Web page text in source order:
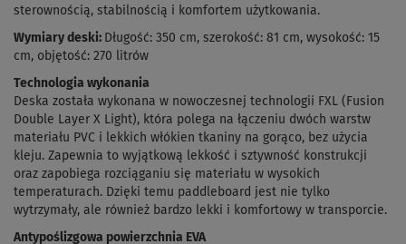
sterownością, stabilnością i komfortem użytkowania.
Wymiary deski: Długość: 350 cm, szerokość: 81 cm, wysokość: 15
cm, objętość: 270 litrów
Technologia wykonania
Deska została wykonana w nowoczesnej technologii FXL (Fusion
Double Layer X Light), która polega na łączeniu dwóch warstw
materiału PVC i lekkich włókien tkaniny na gorąco, bez użycia
kleju. Zapewnia to wyjątkową lekkość i sztywność konstrukcji
oraz zapobiega rozciąganiu się materiału w wysokich
temperaturach. Dzięki temu paddleboard jest nie tylko
wytrzymały, ale również bardzo lekki i komfortowy w transporcie.
Antypoślizgowa powierzchnia EVA